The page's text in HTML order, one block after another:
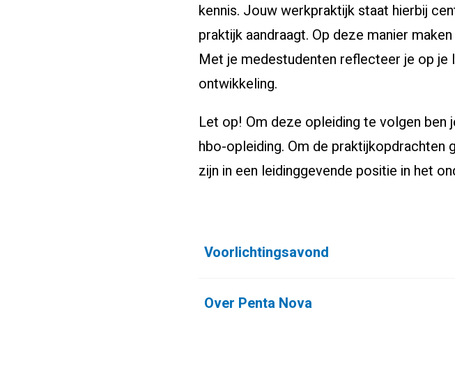
kennis. Jouw werkpraktijk staat hierbij
praktijk aandraagt. Op deze manier
Met je medestudenten reflecteer je op je
ontwikkeling.
Let op! Om deze opleiding te volgen ben
hbo-opleiding. Om de
zijn in een leidinggevende positie in het
Voorlichtingsavond
Over Penta Nova